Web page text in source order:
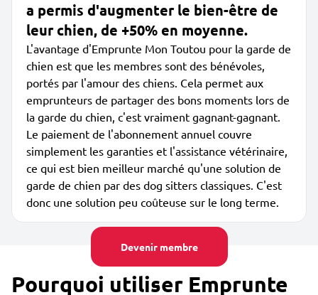
Devenir membre
a permis d'augmenter le bien-être de
leur chien, de +50% en moyenne.
L'avantage d'Emprunte Mon Toutou pour la garde de
chien est que les membres sont des bénévoles,
portés par l'amour des chiens. Cela permet aux
emprunteurs de partager des bons moments lors de
la garde du chien, c'est vraiment gagnant-gagnant.
Le paiement de l'abonnement annuel couvre
simplement les garanties et l'assistance vétérinaire,
ce qui est bien meilleur marché qu'une solution de
garde de chien par des dog sitters classiques. C'est
donc une solution peu coûteuse sur le long terme.
Pourquoi utiliser Emprunte